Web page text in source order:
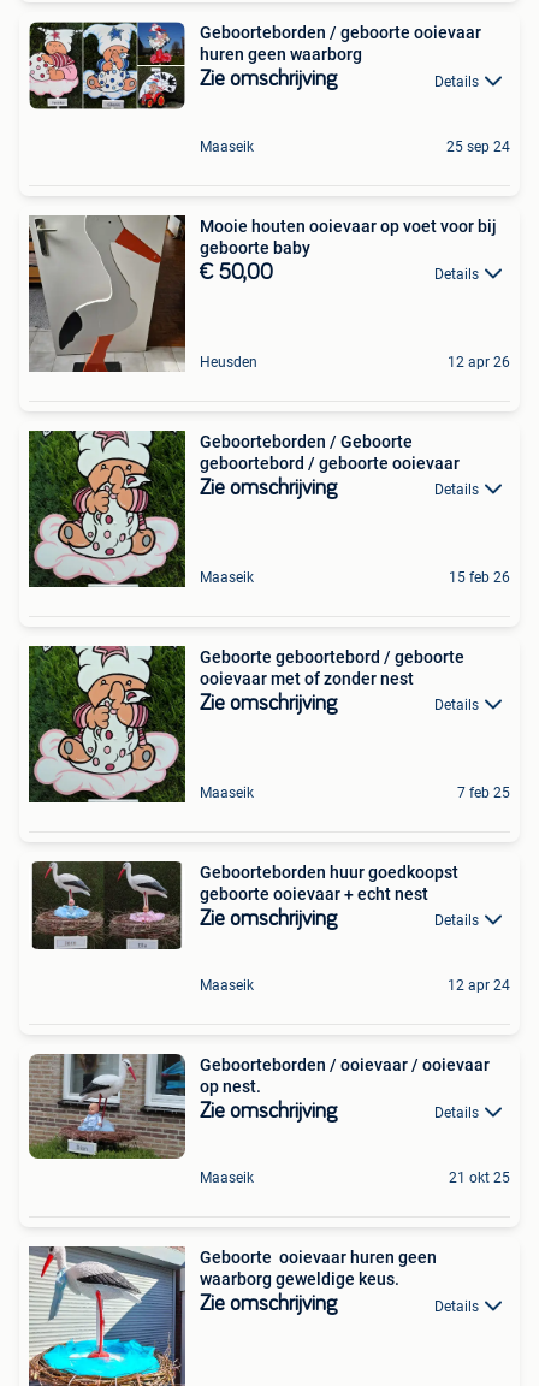
Geboorteborden / geboorte ooievaar
huren geen waarborg
Zie omschrijving Details
Maaseik 25 sep 24
Mooie houten ooievaar op voet voor bij
geboorte baby
€ 50,00 Details
Heusden 12 apr 26
Geboorteborden / Geboorte
geboortebord / geboorte ooievaar
Zie omschrijving Details
Maaseik 15 feb 26
Geboorte geboortebord / geboorte
ooievaar met of zonder nest
Zie omschrijving Details
Maaseik 7 feb 25
Geboorteborden huur goedkoopst
geboorte ooievaar + echt nest
Zie omschrijving Details
Maaseik 12 apr 24
Geboorteborden / ooievaar / ooievaar
op nest.
Zie omschrijving Details
Maaseik 21 okt 25
Geboorte ️ ooievaar huren geen
waarborg geweldige keus.
Zie omschrijving Details